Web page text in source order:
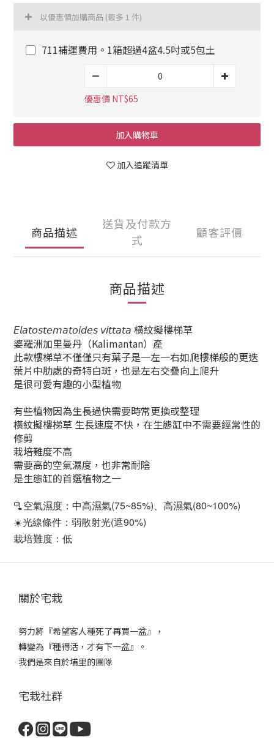
以優惠價加購商品 (最多 1 件)
711補運費用。1箱超過4盆4.5吋或5包土
優惠價 NT$65
加入購物車
加入追蹤清單
商品描述
送貨及付款方
式
顧客評價
商品描述
𝘌𝘭𝘢𝘵𝘰𝘴𝘵𝘦𝘮𝘢𝘵𝘰𝘪𝘥𝘦𝘴 𝘷𝘪𝘵𝘵𝘢𝘵𝘢 橫紋擬樓梯草
婆羅洲加里曼丹（Kalimantan）產
此款樓梯草不僅僅只有葉子是一左一右如爬樓梯般的更迭
葉片中肋處的奇特白斑，也是左右交疊向上爬升
是很可愛有趣的小型植物
有些植物因為生長過快需要時常更換或整理
橫紋擬樓梯草 生長速度不快，在生態缸中不需要經常性的
修剪
栽培難度不高
需要高的空氣濕度，也非常耐陰
是生態缸的首選植物之一
🫗空氣濕度：中高濕氣(75~85%)、高濕氣(80~100%)
☀️光線條件：弱散射光(遮90%)
栽培難度：低
關於宅栽
努力將『希望客人種死了再買一盆』，
轉變為『種得活，才有下一盆』。
我們是來自於埔里的團隊
宅栽社群